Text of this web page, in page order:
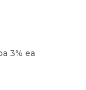
3% ea